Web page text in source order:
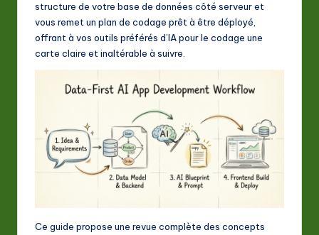
ostructure de votre base de données côté serveur et
vous remet un plan de codage prêt à être déployé,
offrant à vos outils préférés d’IA pour le codage une
carte claire et inaltérable à suivre.
Ce guide propose une revue complète des concepts